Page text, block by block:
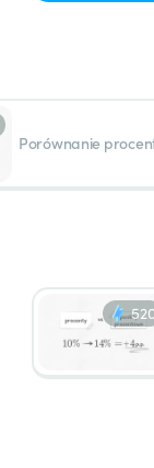
Porównanie